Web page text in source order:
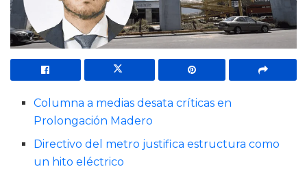
Columna a medias desata críticas en
Prolongación Madero
Directivo del metro justifica estructura como
un hito eléctrico